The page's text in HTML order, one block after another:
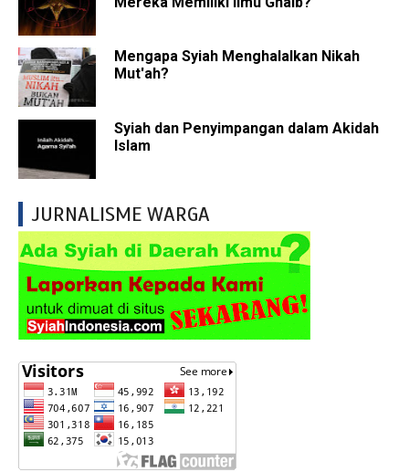
Mengapa Syiah Menghalalkan Nikah
Mut'ah?
Syiah dan Penyimpangan dalam Akidah
Islam
JURNALISME WARGA